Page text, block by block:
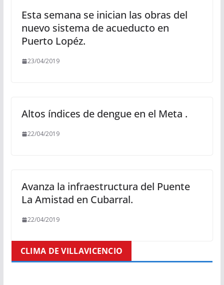
Esta semana se inician las obras del
nuevo sistema de acueducto en
Puerto Lopéz.
23/04/2019
Altos índices de dengue en el Meta .
22/04/2019
Avanza la infraestructura del Puente
La Amistad en Cubarral.
22/04/2019
CLIMA DE VILLAVICENCIO